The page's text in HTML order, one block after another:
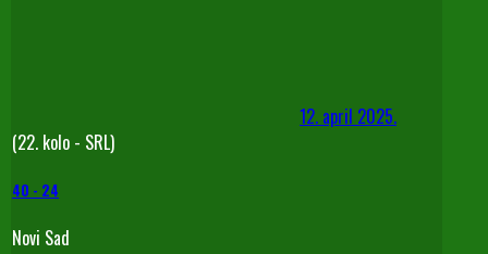
12. april 2025.
(22. kolo - SRL)
40 - 24
Novi Sad